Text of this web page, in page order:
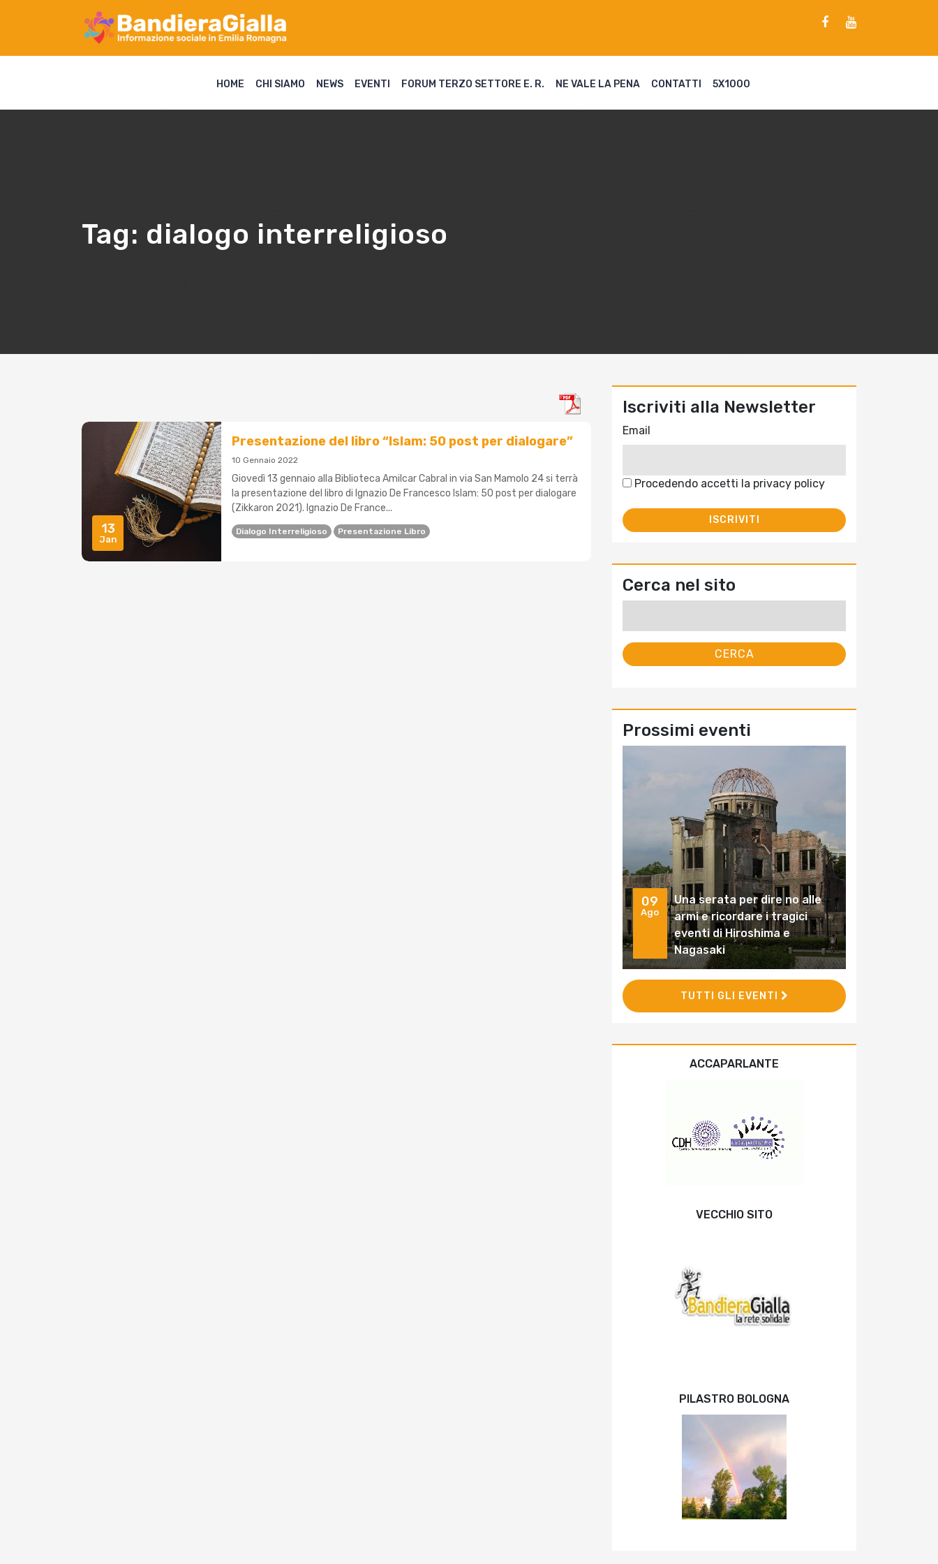
HOME CHI SIAMO NEWS EVENTI FORUM TERZO SETTORE E. R. NE VALE LA PENA CONTATTI 5X1000
Tag: dialogo interreligioso
13
Jan
Presentazione del libro “Islam: 50 post per dialogare”
10 Gennaio 2022
Giovedì 13 gennaio alla Biblioteca Amilcar Cabral in via San Mamolo 24 si terrà
la presentazione del libro di Ignazio De Francesco Islam: 50 post per dialogare
(Zikkaron 2021). Ignazio De France...
Dialogo Interreligioso Presentazione Libro
Iscriviti alla Newsletter
Email
Procedendo accetti la privacy policy
Cerca nel sito
Prossimi eventi
09
Ago
Una serata per dire no alle
armi e ricordare i tragici
eventi di Hiroshima e
Nagasaki
TUTTI GLI EVENTI
ACCAPARLANTE
VECCHIO SITO
PILASTRO BOLOGNA